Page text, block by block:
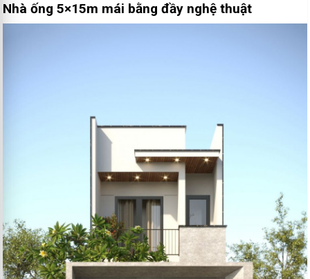
Nhà ống 5×15m mái bằng đầy nghệ thuật